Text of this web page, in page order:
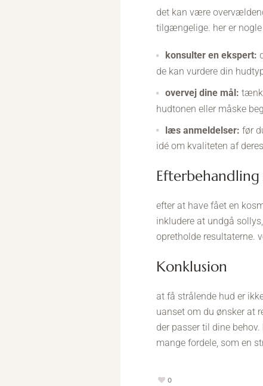
det kan være
tilgængelige. her er
konsulter en ekspert:
de kan vurdere din
overvej dine mål: tænk
hudtonen eller måske
læs anmeldelser: før
idé om kvaliteten af
efter at have fået en
inkludere at undgå
opretholde resultaterne.
konklusion
at få strålende hud er
uanset om du ønsker at
der passer til dine
mange fordele, som en
0